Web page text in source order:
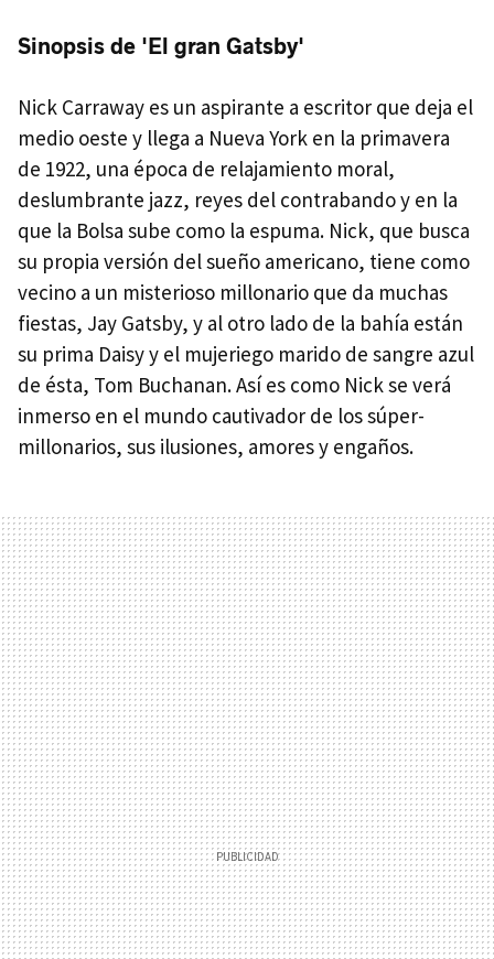
Sinopsis de 'El gran Gatsby'
Nick Carraway es un aspirante a escritor que deja el
medio oeste y llega a Nueva York en la primavera
de 1922, una época de relajamiento moral,
deslumbrante jazz, reyes del contrabando y en la
que la Bolsa sube como la espuma. Nick, que busca
su propia versión del sueño americano, tiene como
vecino a un misterioso millonario que da muchas
fiestas, Jay Gatsby, y al otro lado de la bahía están
su prima Daisy y el mujeriego marido de sangre azul
de ésta, Tom Buchanan. Así es como Nick se verá
inmerso en el mundo cautivador de los súper-
millonarios, sus ilusiones, amores y engaños.